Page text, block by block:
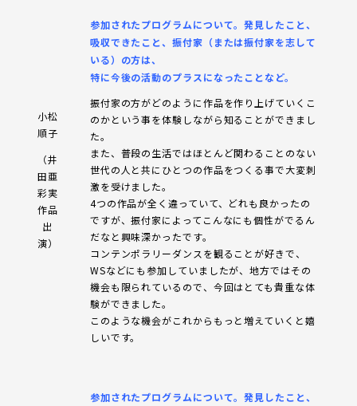
小松
順子
（井
田亜
彩実
作品
出
演）
参加されたプログラムについて。発見したこと、
吸収できたこと、振付家（または振付家を志して
いる）の方は、
特に今後の活動のプラスになったことなど。
振付家の方がどのように作品を作り上げていくこ
のかという事を体験しながら知ることができまし
た。
また、普段の生活ではほとんど関わることのない
世代の人と共にひとつの作品をつくる事で大変刺
激を受けました。
4つの作品が全く違っていて、どれも良かったの
ですが、振付家によってこんなにも個性がでるん
だなと興味深かったです。
コンテンポラリーダンスを観ることが好きで、
WSなどにも参加していましたが、地方ではその
機会も限られているので、今回はとても貴重な体
験ができました。
このような機会がこれからもっと増えていくと嬉
しいです。
参加されたプログラムについて。発見したこと、